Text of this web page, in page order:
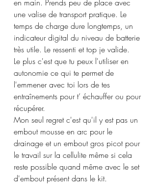
en main. Prends peu de place avec
une valise de transport pratique. Le
temps de charge dure longtemps, un
indicateur digital du niveau de batterie
très utile. Le ressenti et top je valide.
Le plus c'est que tu peux l'utiliser en
autonomie ce qui te permet de
l'emmener avec toi lors de tes
entraînements pour t’ échauffer ou pour
récupérer.
Mon seul regret c'est qu'il y est pas un
embout mousse en arc pour le
drainage et un embout gros picot pour
le travail sur la cellulite même si cela
reste possible quand même avec le set
d'embout présent dans le kit.